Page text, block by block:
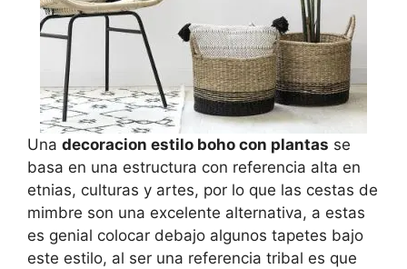
Una decoracion estilo boho con plantas se
basa en una estructura con referencia alta en
etnias, culturas y artes, por lo que las cestas de
mimbre son una excelente alternativa, a estas
es genial colocar debajo algunos tapetes bajo
este estilo, al ser una referencia tribal es que